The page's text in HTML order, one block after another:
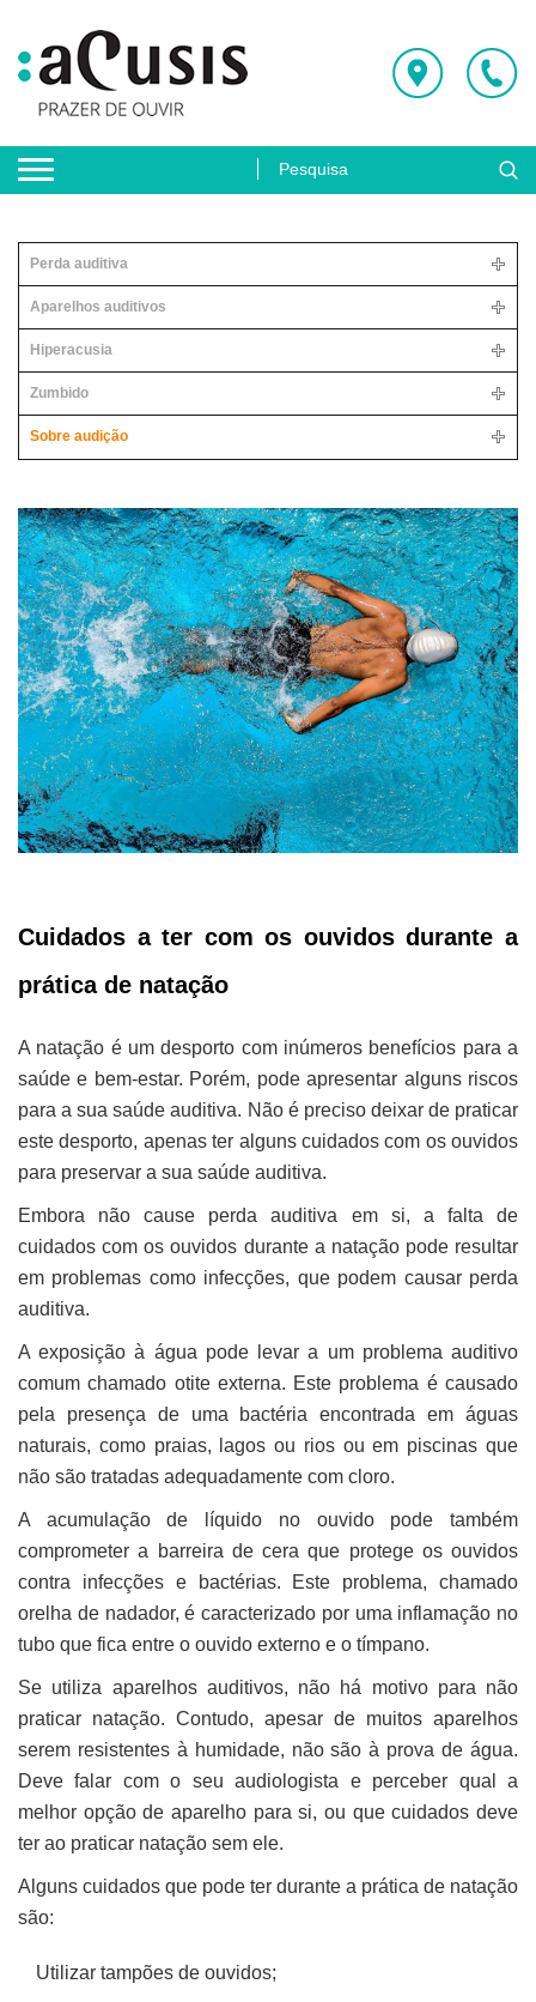
Perda auditiva
Aparelhos auditivos
Hiperacusia
Zumbido
Sobre audição
Cuidados a ter com os ouvidos durante a
prática de natação
A natação é um desporto com inúmeros benefícios para a
saúde e bem-estar. Porém, pode apresentar alguns riscos
para a sua saúde auditiva. Não é preciso deixar de praticar
este desporto, apenas ter alguns cuidados com os ouvidos
para preservar a sua saúde auditiva.
Embora não cause perda auditiva em si, a falta de
cuidados com os ouvidos durante a natação pode resultar
em problemas como infecções, que podem causar perda
auditiva.
A exposição à água pode levar a um problema auditivo
comum chamado otite externa. Este problema é causado
pela presença de uma bactéria encontrada em águas
naturais, como praias, lagos ou rios ou em piscinas que
não são tratadas adequadamente com cloro.
A acumulação de líquido no ouvido pode também
comprometer a barreira de cera que protege os ouvidos
contra infecções e bactérias. Este problema, chamado
orelha de nadador, é caracterizado por uma inflamação no
tubo que fica entre o ouvido externo e o tímpano.
Se utiliza aparelhos auditivos, não há motivo para não
praticar natação. Contudo, apesar de muitos aparelhos
serem resistentes à humidade, não são à prova de água.
Deve falar com o seu audiologista e perceber qual a
melhor opção de aparelho para si, ou que cuidados deve
ter ao praticar natação sem ele.
Alguns cuidados que pode ter durante a prática de natação
são:
Utilizar tampões de ouvidos;